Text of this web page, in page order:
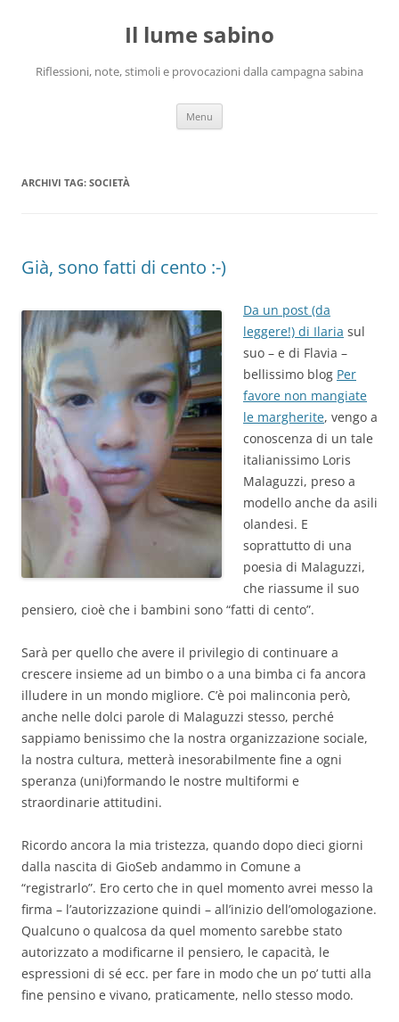
Il lume sabino
Riflessioni, note, stimoli e provocazioni dalla campagna sabina
Menu
ARCHIVI TAG: SOCIETÀ
Già, sono fatti di cento :-)
Da un post (da
leggere!) di Ilaria sul
suo – e di Flavia –
bellissimo blog Per
favore non mangiate
le margherite, vengo a
conoscenza di un tale
italianissimo Loris
Malaguzzi, preso a
modello anche da asili
olandesi. E
soprattutto di una
poesia di Malaguzzi,
che riassume il suo
pensiero, cioè che i bambini sono “fatti di cento”.
Sarà per quello che avere il privilegio di continuare a
crescere insieme ad un bimbo o a una bimba ci fa ancora
illudere in un mondo migliore. C’è poi malinconia però,
anche nelle dolci parole di Malaguzzi stesso, perché
sappiamo benissimo che la nostra organizzazione sociale,
la nostra cultura, metterà inesorabilmente fine a ogni
speranza (uni)formando le nostre multiformi e
straordinarie attitudini.
Ricordo ancora la mia tristezza, quando dopo dieci giorni
dalla nascita di GioSeb andammo in Comune a
“registrarlo”. Ero certo che in quel momento avrei messo la
firma – l’autorizzazione quindi – all’inizio dell’omologazione.
Qualcuno o qualcosa da quel momento sarebbe stato
autorizzato a modificarne il pensiero, le capacità, le
espressioni di sé ecc. per fare in modo che un po’ tutti alla
fine pensino e vivano, praticamente, nello stesso modo.